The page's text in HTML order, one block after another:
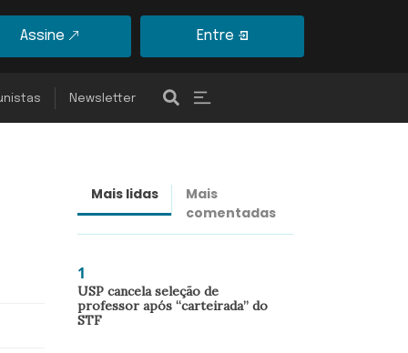
Assine Entre
Newsletter
Mais lidas
Mais
comentadas
1
USP cancela seleção de
professor após “carteirada” do
STF